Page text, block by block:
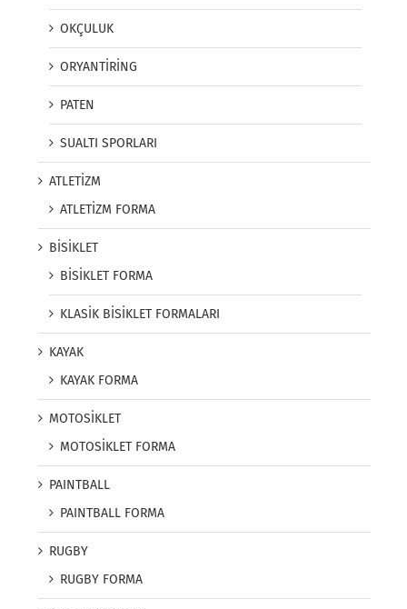
OKÇULUK
ORYANTİRİNG
PATEN
SUALTI SPORLARI
ATLETİZM
ATLETİZM FORMA
BİSİKLET
BİSİKLET FORMA
KLASİK BİSİKLET FORMALARI
KAYAK
KAYAK FORMA
MOTOSİKLET
MOTOSİKLET FORMA
PAINTBALL
PAINTBALL FORMA
RUGBY
RUGBY FORMA